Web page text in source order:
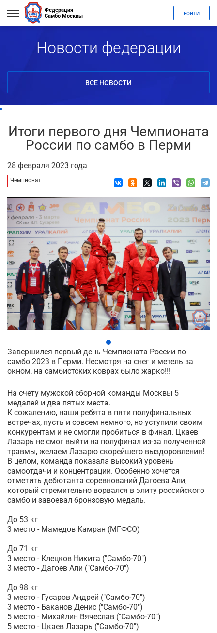
Федерация
Самбо Москвы
ВОЙТИ
Новости федерации
ВСЕ НОВОСТИ
Итоги первого дня Чемпионата
России по самбо в Перми
28 февраля 2023 года
Чемпионат
Завершился первый день Чемпионата России по
самбо 2023 в Перми. Несмотря на снег и метель за
окном, на самбистских коврах было жарко!!!
На счету мужской сборной команды Москвы 5
медалей и два пятых места.
К сожалению, наши ребята в пяти полуфинальных
встречах, пусть и совсем немного, но уступили своим
конкурентам и не смогли пробиться в финал. Цкаев
Лазарь не смог выйти на полуфинал из-за полученной
травмы, желаем Лазарю скорейшего выздоровления!
В целом, команда показала высокий уровень
самоотдачи и концентрации. Особенно хочется
отметить дебютанта соревнований Дагоева Али,
который стремительно ворвался в элиту российского
самбо и завоевал бронзовую медаль.
До 53 кг
3 место - Мамедов Камран (МГФСО)
До 71 кг
3 место - Клецков Никита ("Самбо-70")
3 место - Дагоев Али ("Самбо-70")
До 98 кг
3 место - Гусаров Андрей ("Самбо-70")
3 место - Баканов Денис ("Самбо-70")
5 место - Михайлин Вячеслав ("Самбо-70")
5 место - Цкаев Лазарь ("Самбо-70")